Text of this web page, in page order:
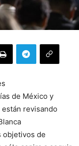
de México y
revisando
objetivos de